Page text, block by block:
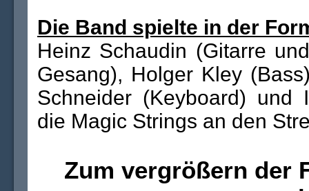
Die Band spielte in der
Heinz Schaudin (Gitarre
Gesang), Holger Kley
Schneider (Keyboard) und
die Magic Strings an den
Zum vergrößern der